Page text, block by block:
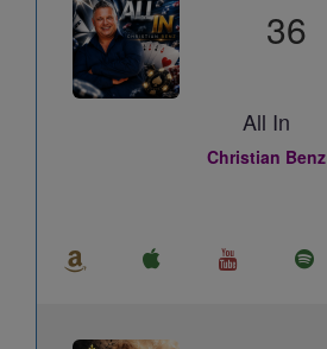
36
All In
Christian Benz